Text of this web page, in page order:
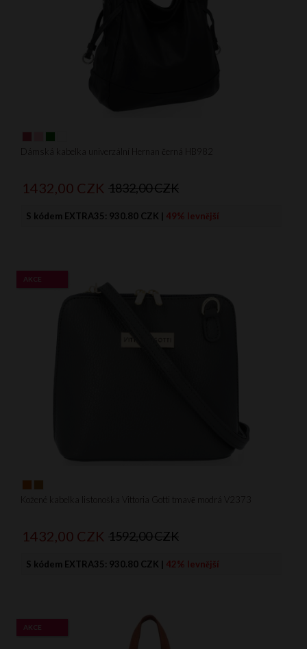
Dámská kabelka univerzální Hernan černá HB982
1432,00 CZK 1832,00 CZK
S kódem EXTRA35: 930.80 CZK | 49% levnější
Kožené kabelka listonoška Vittoria Gotti tmavě modrá V2373
AKCE
1432,00 CZK 1592,00 CZK
S kódem EXTRA35: 930.80 CZK | 42% levnější
AKCE